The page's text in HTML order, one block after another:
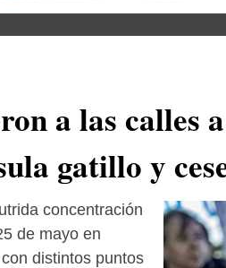
a las
gatillo y
concentración
de mayo en
distintos puntos